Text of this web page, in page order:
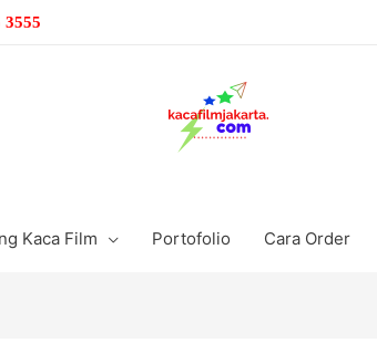
3555
Kaca Film Portofolio Cara Order